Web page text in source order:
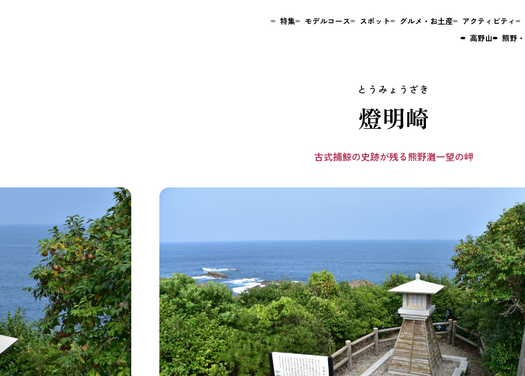
燈明崎
古式捕鯨の史跡が残る熊野灘一望の岬
特集 モデルコース スポット グルメ・お土産 アクティビティ
高野山
熊野